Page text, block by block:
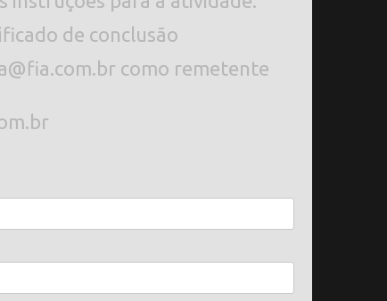
de conclusão
como remetente